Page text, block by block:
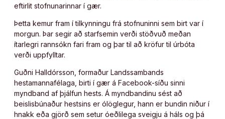
eftirlit stofnunarinnar í gær.
Þetta kemur fram í tilkynningu frá stofnuninni sem birt var í
morgun. Þar segir að starfsemin verði stöðvuð meðan
ítarlegri rannsókn fari fram og þar til að kröfur til úrbóta
verði uppfylltar.
Guðni Halldórsson, formaður Landssambands
hestamannafélaga, birti í gær á Facebook-síðu sinni
myndband af þjálfun hests. Á myndbandinu sést að
beislisbúnaður hestsins er ólöglegur, hann er bundin niður í
hnakk eða gjörð sem setur óeðlilega sveigju á háls og þá